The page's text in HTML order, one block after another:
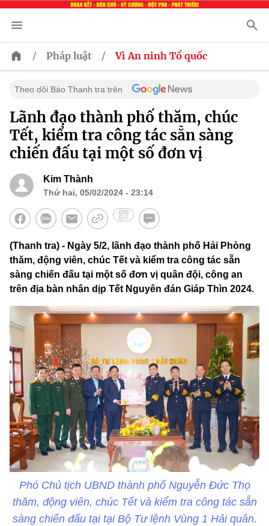
/ Pháp luật / Vì An ninh Tổ quốc
Theo dõi Báo Thanh tra trên
Lãnh đạo thành phố thăm, chúc
Tết, kiểm tra công tác sẵn sàng
chiến đấu tại một số đơn vị
Kim Thành
Thứ hai, 05/02/2024 - 23:14
(Thanh tra) - Ngày 5/2, lãnh đạo thành phố Hải Phòng
thăm, động viên, chúc Tết và kiểm tra công tác sẵn
sàng chiến đấu tại một số đơn vị quân đội, công an
trên địa bàn nhân dịp Tết Nguyên đán Giáp Thìn 2024.
Phó Chủ tịch UBND thành phố Nguyễn Đức Thọ
thăm, động viên, chúc Tết và kiểm tra công tác sẵn
sàng chiến đấu tại tại Bộ Tư lệnh Vùng 1 Hải quân.